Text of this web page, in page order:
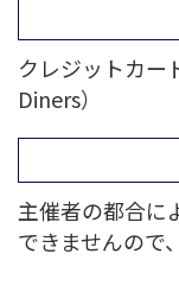
クレジットカー
Diners）
主催者の都合に
できませんので